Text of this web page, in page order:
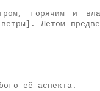
горячим и
Летом
её аспекта.